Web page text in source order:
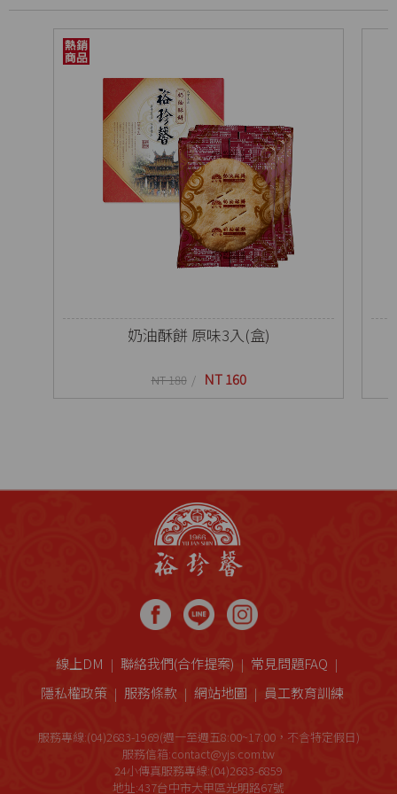
奶油酥餅 原味3入(盒)
NT 180 NT 160
線上DM 聯絡我們(合作提案)
常見問題FAQ
隱私權政策
服務條款 網站地圖 員工教育訓練
服務專線:(04)2683-1969(週一至週五8:00~17:00，不含特定假日)
服務信箱:contact@yjs.com.tw
24小傳真服務專線:(04)2683-6859
地址:437台中市大甲區光明路67號